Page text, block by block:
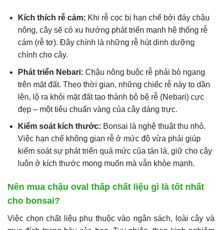
Kích thích rễ cám: Khi rễ cọc bị hạn chế bởi đáy chậu
nông, cây sẽ có xu hướng phát triển mạnh hệ thống rễ
cám (rễ tơ). Đây chính là những rễ hút dinh dưỡng
chính cho cây.
Phát triển Nebari: Chậu nông buộc rễ phải bò ngang
trên mặt đất. Theo thời gian, những chiếc rễ này to dần
lên, lộ ra khỏi mặt đất tạo thành bộ bệ rễ (Nebari) cực
đẹp – một tiêu chuẩn vàng của cây dáng trực.
Kiểm soát kích thước: Bonsai là nghệ thuật thu nhỏ.
Việc hạn chế không gian rễ ở mức độ vừa phải giúp
kiểm soát sự phát triển quá mức của tán lá, giữ cho cây
luôn ở kích thước mong muốn mà vẫn khỏe mạnh.
Nên mua chậu oval thấp chất liệu gì là tốt nhất
cho bonsai?
Việc chọn chất liệu phụ thuộc vào ngân sách, loài cây và